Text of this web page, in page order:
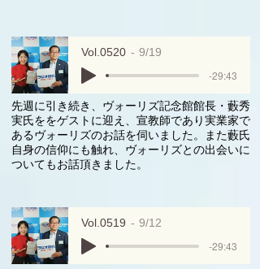
Vol.0520 9/19
-29:43
先週に引き続き、ヴォーリズ記念館館長・藪秀
実氏ををゲストに迎え、宣教師であり実業家で
あるヴォーリズのお話を伺いました。また藪氏
自身の信仰にも触れ、ヴォーリズとの出会いに
ついてもお話頂きました。
Vol.0519 9/12
-29:43